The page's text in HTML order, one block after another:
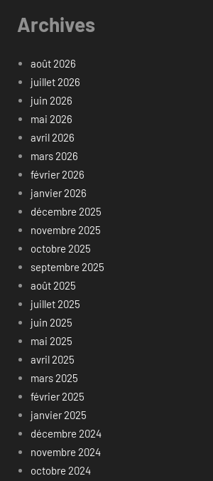
Archives
août 2026
juillet 2026
juin 2026
mai 2026
avril 2026
mars 2026
février 2026
janvier 2026
décembre 2025
novembre 2025
octobre 2025
septembre 2025
août 2025
juillet 2025
juin 2025
mai 2025
avril 2025
mars 2025
février 2025
janvier 2025
décembre 2024
novembre 2024
octobre 2024